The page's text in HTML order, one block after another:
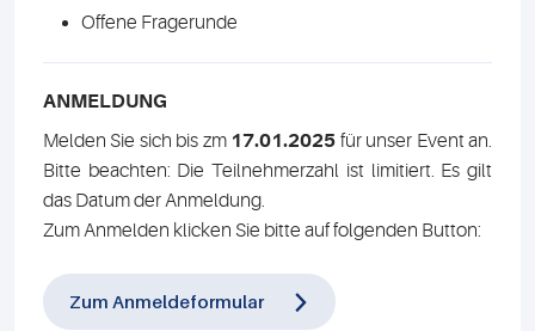
Offene Fragerunde
ANMELDUNG
Melden Sie sich bis zm 17.01.2025 für unser Event an.
Bitte beachten: Die Teilnehmerzahl ist limitiert. Es gilt
das Datum der Anmeldung.
Zum Anmelden klicken Sie bitte auf folgenden Button:
Zum Anmeldeformular